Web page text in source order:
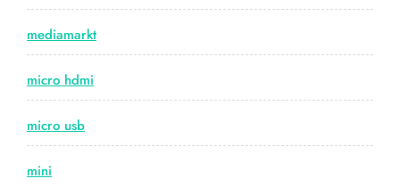
mediamarkt
micro hdmi
micro usb
mini